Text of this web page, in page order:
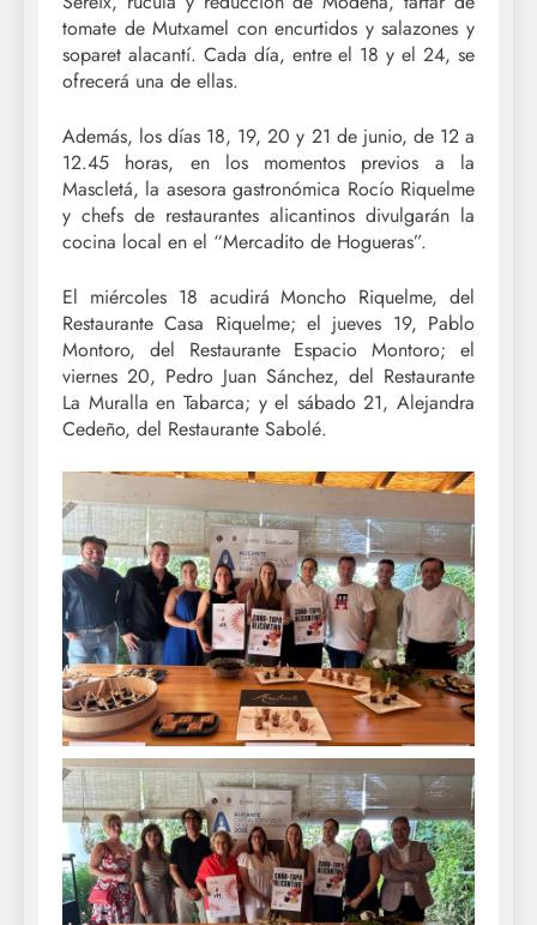
tomate de Mutxamel con encurtidos y salazones y
soparet alacantí. Cada día, entre el 18 y el 24, se
ofrecerá una de ellas.
Además, los días 18, 19, 20 y 21 de junio, de 12 a
12.45 horas, en los momentos previos a la
Mascletá, la asesora gastronómica Rocío Riquelme
y chefs de restaurantes alicantinos divulgarán la
cocina local en el “Mercadito de Hogueras”.
El miércoles 18 acudirá Moncho Riquelme, del
Restaurante Casa Riquelme; el jueves 19, Pablo
Montoro, del Restaurante Espacio Montoro; el
viernes 20, Pedro Juan Sánchez, del Restaurante
La Muralla en Tabarca; y el sábado 21, Alejandra
Cedeño, del Restaurante Sabolé.